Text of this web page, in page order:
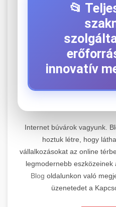
📂
innovatív
Kiemelkedő
elektromos roller
karbantartási
jelentős gyártó és
technikusaink a
📊 2. Online
Átfogó és
Internet búvárok vagyunk.
hoztuk létre, hogy
vállalkozásokat az online
legmodernebb
Blog oldalunkon való
üzenetedet a